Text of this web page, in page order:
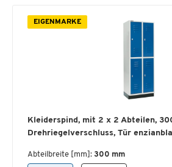
EIGENMARKE
Kleiderspind, mit 2 x 2 Abteilen,
Drehriegelverschluss, Tür
Abteilbreite [mm]: 300 mm